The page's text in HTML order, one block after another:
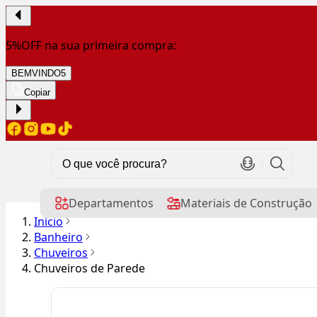
5%OFF na sua primeira compra:
BEMVINDO5
Copiar
Departamentos
Materiais de Construção
Início
Banheiro
Chuveiros
Chuveiros de Parede